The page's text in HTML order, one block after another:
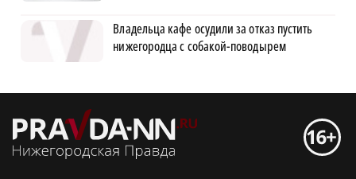
Владельца кафе осудили за отказ пустить
нижегородца с собакой-поводырем